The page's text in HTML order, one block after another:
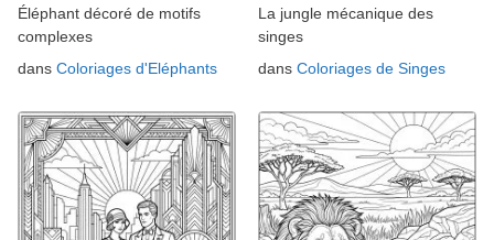
Éléphant décoré de motifs
complexes
dans Coloriages d'Eléphants
La jungle mécanique des
singes
dans Coloriages de Singes